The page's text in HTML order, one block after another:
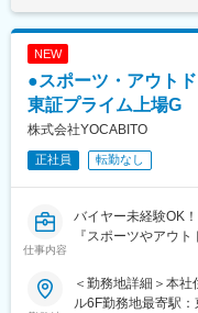
・お客さまのインタ
発に役立てて頂けま
・ダイレクトマーケ
ごたえが大きいのも
部長1名、MD5名で
「ことせ」は、株
性をターゲットとし
であり、選考を通じ
定手当を含めた表記
NEW
●スポーツ・アウト
東証プライム上場G
株式会社YOCABITO
正社員 転勤なし
仕事内容
バイヤー未経験OK！
『スポーツやアウ
中途採用比率が約
職場です。
＜勤務地詳細＞本
ル6F勤務地最寄駅